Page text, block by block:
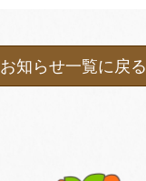
お知らせ一覧に戻る